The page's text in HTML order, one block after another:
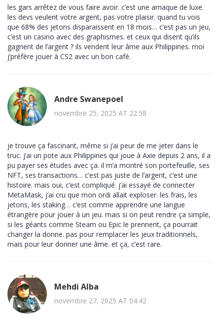
les gars arrêtez de vous faire avoir. c’est une arnaque de luxe.
les devs veulent votre argent, pas votre plaisir. quand tu vois
que 68% des jetons disparaissent en 18 mois… c’est pas un jeu,
c’est un casino avec des graphismes. et ceux qui disent qu’ils
gagnent de l’argent ? ils vendent leur âme aux Philippines. moi
j’préfère jouer à CS2 avec un bon café.
Andre Swanepoel
novembre 25, 2025 AT 22:58
je trouve ça fascinant, même si j’ai peur de me jeter dans le
truc. j’ai un pote aux Philippines qui joue à Axie depuis 2 ans, il a
pu payer ses études avec ça. il m’a montré son portefeuille, ses
NFT, ses transactions… c’est pas juste de l’argent, c’est une
histoire. mais oui, c’est compliqué. j’ai essayé de connecter
MetaMask, j’ai cru que mon ordi allait exploser. les frais, les
jetons, les staking… c’est comme apprendre une langue
étrangère pour jouer à un jeu. mais si on peut rendre ça simple,
si les géants comme Steam ou Epic le prennent, ça pourrait
changer la donne. pas pour remplacer les jeux traditionnels,
mais pour leur donner une âme. et ça, c’est rare.
Mehdi Alba
novembre 27, 2025 AT 04:42